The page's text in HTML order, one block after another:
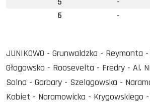
6
-
JUNIKOWO - Grunwaldzka - Reymonta
Głogowska - Roosevelta - Fredry - Al.
Solna - Garbary - Szelągowska -
Kobiet - Naramowicka - Krygowskiego